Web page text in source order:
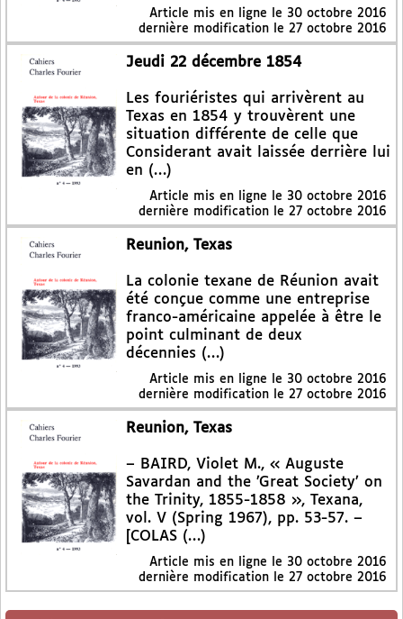
Article mis en ligne le 30 octobre 2016
dernière modification le 27 octobre 2016
Jeudi 22 décembre 1854
Les fouriéristes qui arrivèrent au
Texas en 1854 y trouvèrent une
situation différente de celle que
Considerant avait laissée derrière lui
en (…)
Article mis en ligne le 30 octobre 2016
dernière modification le 27 octobre 2016
Reunion, Texas
La colonie texane de Réunion avait
été conçue comme une entreprise
franco-américaine appelée à être le
point culminant de deux
décennies (…)
Article mis en ligne le 30 octobre 2016
dernière modification le 27 octobre 2016
Reunion, Texas
– BAIRD, Violet M., « Auguste
Savardan and the ’Great Society’ on
the Trinity, 1855-1858 », Texana,
vol. V (Spring 1967), pp. 53-57. –
[COLAS (…)
Article mis en ligne le 30 octobre 2016
dernière modification le 27 octobre 2016